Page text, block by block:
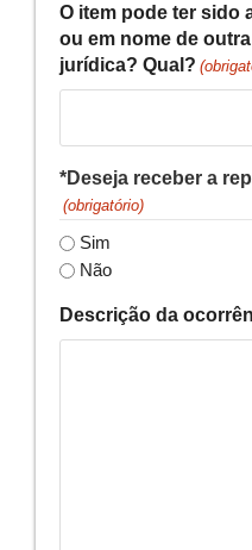
O item pode ter sido
ou em nome de
jurídica? Qual?
*Deseja receber a
(obrigatório)
Sim
Não
Descrição da